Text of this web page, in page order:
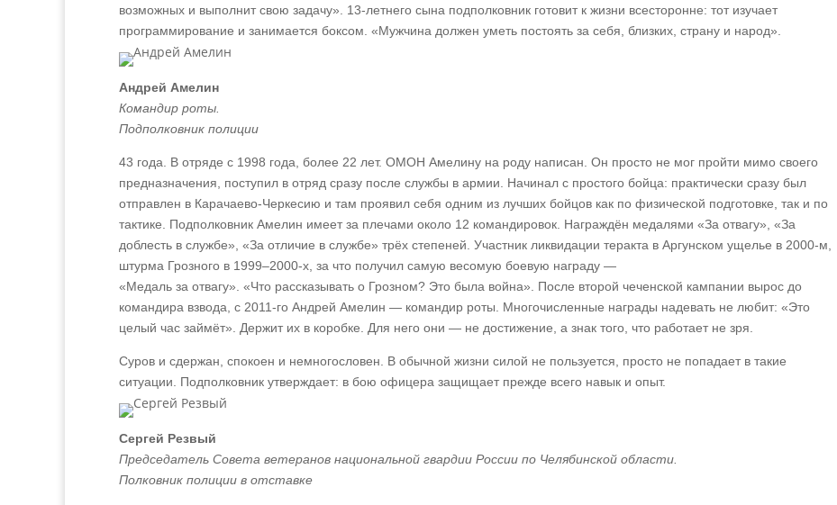
возможных и выполнит свою задачу». 13‑летнего сына подполковник готовит к жизни всесторонне: тот изучает
программирование и занимается боксом. «Мужчина должен уметь постоять за себя, близких, страну и народ».
Андрей Амелин
Командир роты.
Подполковник полиции
43 года. В отряде с 1998 года, более 22 лет. ОМОН Амелину на роду написан. Он просто не мог пройти мимо своего
предназначения, поступил в отряд сразу после службы в армии. Начинал с простого бойца: практически сразу был
отправлен в Карачаево‑Черкесию и там проявил себя одним из лучших бойцов как по физической подготовке, так и по
тактике. Подполковник Амелин имеет за плечами около 12 командировок. Награждён медалями «За отвагу», «За
доблесть в службе», «За отличие в службе» трёх степеней. Участник ликвидации теракта в Аргунском ущелье в 2000‑м,
штурма Грозного в 1999–2000‑х, за что получил самую весомую боевую награду —
«Медаль за отвагу». «Что рассказывать о Грозном? Это была война». После второй чеченской кампании вырос до
командира взвода, с 2011‑го Андрей Амелин — командир роты. Многочисленные награды надевать не любит: «Это
целый час займёт». Держит их в коробке. Для него они — не достижение, а знак того, что работает не зря.
Суров и сдержан, спокоен и немногословен. В обычной жизни силой не пользуется, просто не попадает в такие
ситуации. Подполковник утверждает: в бою офицера защищает прежде всего навык и опыт.
Сергей Резвый
Председатель Совета ветеранов национальной гвардии России по Челябинской области.
Полковник полиции в отставке